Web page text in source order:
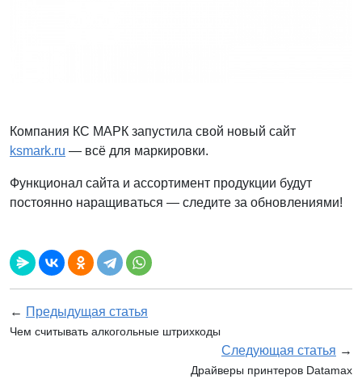
Компания КС МАРК запустила свой новый сайт
ksmark.ru — всё для маркировки.
Функционал сайта и ассортимент продукции будут
постоянно наращиваться — следите за обновлениями!
← Предыдущая статья
Чем считывать алкогольные штрихкоды
Следующая статья →
Драйверы принтеров Datamax